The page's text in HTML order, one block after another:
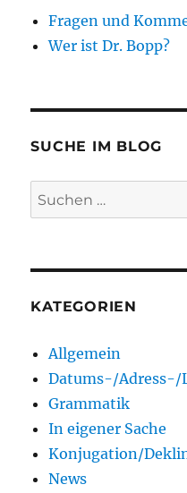
Fragen und
Wer ist Dr. Bopp?
SUCHE IM BLOG
Suchen
nach:
KATEGORIEN
Allgemein
Datums-/Adress-/
Grammatik
In eigener Sache
Konjugation/
News